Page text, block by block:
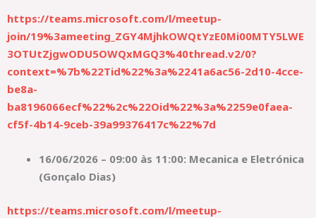
https://teams.microsoft.com/l/meetup-
join/19%3ameeting_ZGY4MjhkOWQtYzE0Mi00MTY5LWE
3OTUtZjgwODU5OWQxMGQ3%40thread.v2/0?
context=%7b%22Tid%22%3a%2241a6ac56-2d10-4cce-
be8a-
ba8196066ecf%22%2c%22Oid%22%3a%2259e0faea-
cf5f-4b14-9ceb-39a99376417c%22%7d
16/06/2026 – 09:00 às 11:00: Mecanica e Eletrónica
(Gonçalo Dias)
https://teams.microsoft.com/l/meetup-